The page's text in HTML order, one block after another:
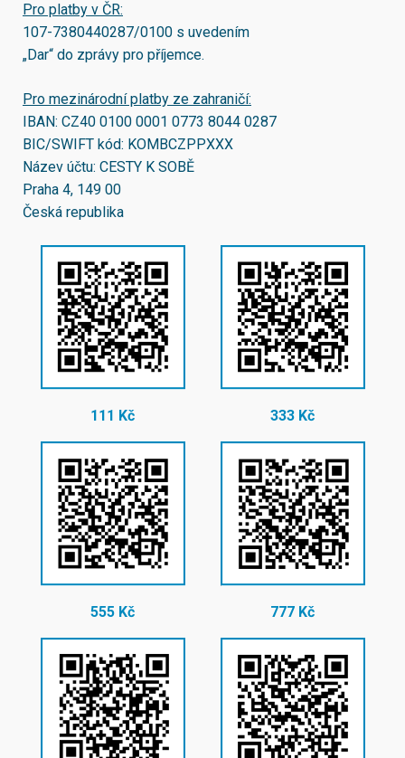
Pro platby v ČR:
107-7380440287/0100 s uvedením
„Dar“ do zprávy pro příjemce.
Pro mezinárodní platby ze zahraničí:
IBAN: CZ40 0100 0001 0773 8044 0287
BIC/SWIFT kód: KOMBCZPPXXX
Název účtu: CESTY K SOBĚ
Praha 4, 149 00
Česká republika
111 Kč 333 Kč
555 Kč 777 Kč